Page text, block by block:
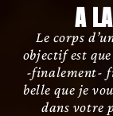
A
Le corps
objectif est
-finalement-
belle que je
dans votre